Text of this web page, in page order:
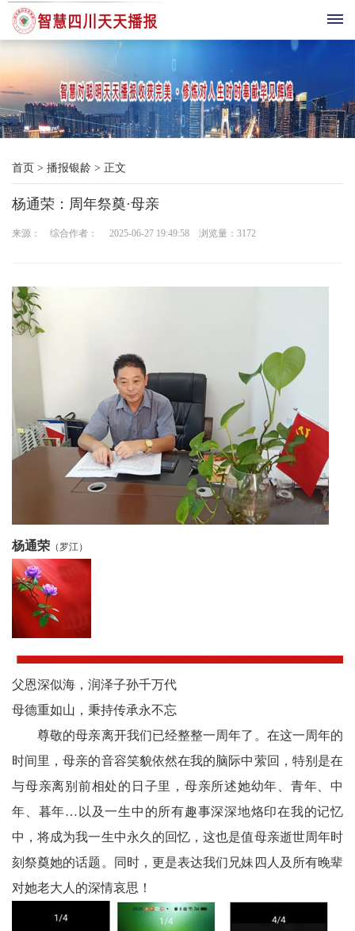
首
综
合
播
农
智
慧
教
川
科
旅
游
首页 > 播报银龄 > 正文
杨通荣：周年祭奠·母亲
来源： 综合作者： 2025-06-27 19:49:58 浏览量： 3172
杨通荣 （罗江）
父恩深似海，润泽子孙千万代
母德重如山，秉持传承永不忘
尊敬的母亲离开我们已经整整一周年了。在这一周年的
时间里，母亲的音容笑貌依然在我的脑际中萦回，特别是在
与母亲离别前相处的日子里，母亲所述她幼年、青年、中
年、暮年…以及一生中的所有趣事深深地烙印在我的记忆
中，将成为我一生中永久的回忆，这也是值母亲逝世周年时
刻祭奠她的话题。同时，更是表达我们兄妹四人及所有晚辈
对她老大人的深情哀思！